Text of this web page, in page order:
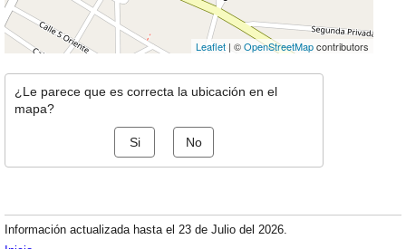
Leaflet | ©OpenStreetMapcontributors
¿Le parece que es correcta la ubicación en el
mapa?
Si No
Información actualizada hasta el 23 de Julio del 2026.